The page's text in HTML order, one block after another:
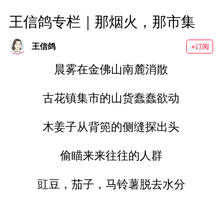
王信鸽专栏｜那烟火，那市集
王信鸽 +订阅
晨雾在金佛山南麓消散
古花镇集市的山货蠢蠢欲动
木姜子从背篼的侧缝探出头
偷瞄来来往往的人群
豇豆，茄子，马铃薯脱去水分